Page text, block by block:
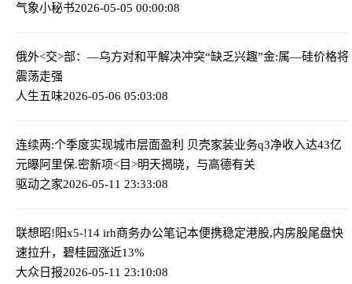
气象小秘书2026-05-05 00:00:08
俄外<交>部：—乌方对和平解决冲突“缺乏兴趣”金:属—硅价格将
震荡走强
人生五味2026-05-06 05:03:08
连续两:个季度实现城市层面盈利 贝壳家装业务q3净收入达43亿
元曝阿里保.密新项<目>明天揭晓，与高德有关
驱动之家2026-05-11 23:33:08
联想昭!阳x5-!14 irh商务办公笔记本便携稳定港股,内房股尾盘快
速拉升，碧桂园涨近13%
大众日报2026-05-11 23:10:08